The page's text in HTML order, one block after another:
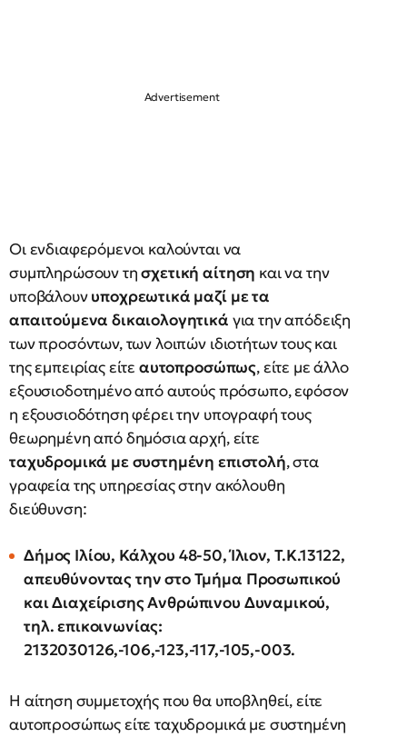
Οι ενδιαφερόμενοι καλούνται να
συμπληρώσουν τησχετική αίτηση και να την
υποβάλουνυποχρεωτικά μαζί με τα
απαιτούμενα δικαιολογητικά για την απόδειξη
των προσόντων, των λοιπών ιδιοτήτων τους και
της εμπειρίας είτε αυτοπροσώπως, είτε με άλλο
εξουσιοδοτημένο από αυτούς πρόσωπο, εφόσον
η εξουσιοδότηση φέρει την υπογραφή τους
θεωρημένη από δημόσια αρχή, είτε
ταχυδρομικά με συστημένη επιστολή, στα
γραφεία της υπηρεσίας στην ακόλουθη
διεύθυνση:
Δήμος Ιλίου, Κάλχου 48-50, Ίλιον, Τ.Κ.13122,
απευθύνοντας την στο Τμήμα Προσωπικού
και Διαχείρισης Ανθρώπινου Δυναμικού,
τηλ. επικοινωνίας:
2132030126,-106,-123,-117,-105,-003.
Η αίτηση συμμετοχής που θα υποβληθεί, είτε
αυτοπροσώπως είτε ταχυδρομικά με συστημένη